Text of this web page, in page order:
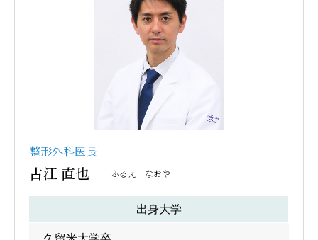
整形外科医長
古江 直也 ふるえ なおや
出身大学